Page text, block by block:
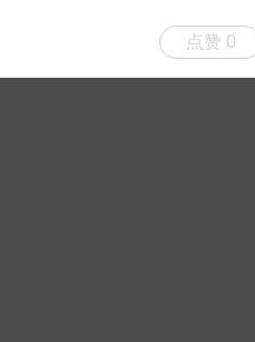
点赞 0